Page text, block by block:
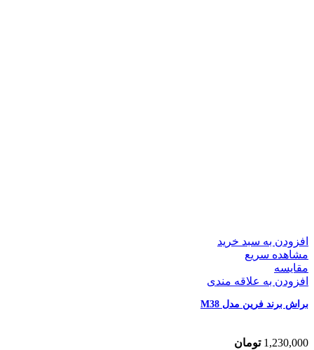
افزودن به سبد خرید
مشاهده سریع
مقایسه
افزودن به علاقه مندی
براش برند فرین مدل M38
1,230,000 تومان